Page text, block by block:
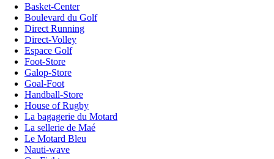
Basket-Center
Boulevard du Golf
Direct Running
Direct-Volley
Espace Golf
Foot-Store
Galop-Store
Goal-Foot
Handball-Store
House of Rugby
La bagagerie du Motard
La sellerie de Maé
Le Motard Bleu
Nauti-wave